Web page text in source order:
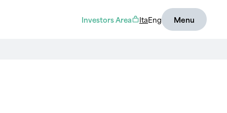
Investors Area ItaEng Menu